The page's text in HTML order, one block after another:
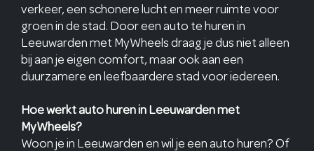
verkeer, een schonere lucht en meer ruimte voor
groen in de stad. Door een auto te huren in
Leeuwarden met MyWheels draag je dus niet alleen
bij aan je eigen comfort, maar ook aan een
duurzamere en leefbaardere stad voor iedereen.
Hoe werkt auto huren in Leeuwarden met
MyWheels?
Woon je in Leeuwarden en wil je een auto huren? Of